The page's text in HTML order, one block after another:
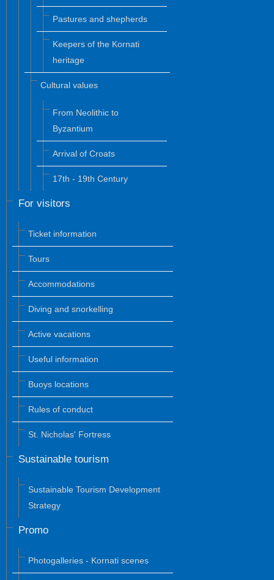
Pastures and shepherds
Keepers of the Kornati
heritage
Cultural values
From Neolithic to
Byzantium
Arrival of Croats
17th - 19th Century
For visitors
Ticket information
Tours
Accommodations
Diving and snorkelling
Active vacations
Useful information
Buoys locations
Rules of conduct
St. Nicholas' Fortress
Sustainable tourism
Sustainable Tourism Development
Strategy
Promo
Photogalleries - Kornati scenes